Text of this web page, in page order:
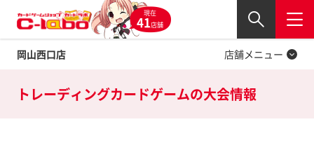
現在
41店舗
岡山西口店
閉じる
店舗メニュー
Twitter
トレーディングカードゲームの大会情報